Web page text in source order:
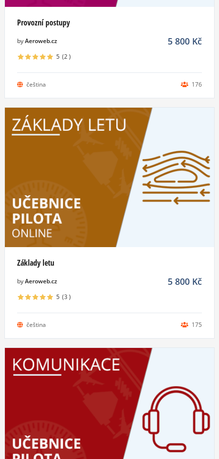
Provozní postupy
byAeroweb.cz 5 800 Kč
5 (2)
čeština 176
Základy letu
byAeroweb.cz 5 800 Kč
5 (3)
čeština 175